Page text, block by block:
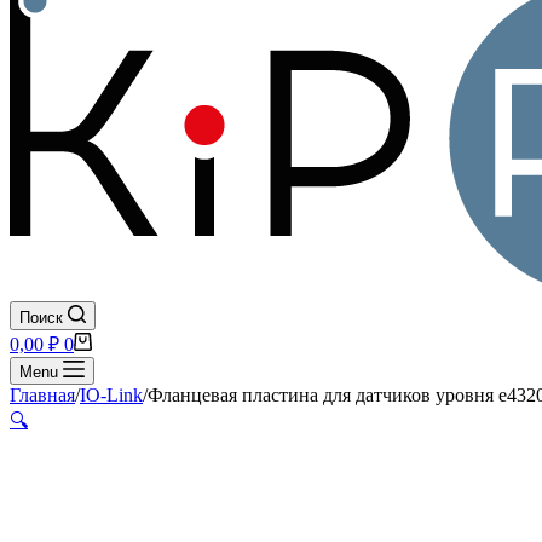
Поиск
Корзина
0,00 ₽ 0
Menu
Главная/IO-Link/Фланцевая пластина для датчиков уровня
🔍